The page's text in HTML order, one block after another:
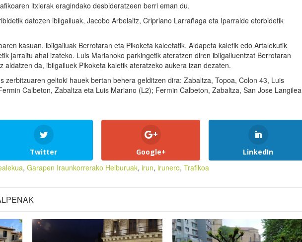
itxierak eragindako desbideratzeen berri eman du.
datozen ibilgailuak, Jacobo Arbelaitz, Cripriano Larrañaga eta Iparralde etorbidetik
kasuan, ibilgailuak Berrotaran eta Pikoketa kaleetatik, Aldapeta kaletik edo Artalekutik
jarraitu ahal izateko. Luis Marianoko parkingetik ateratzen diren ibilgailuentzat Berrotaran
aldatzen da, ibilgailuek Pikoketa kaletik ateratzeko aukera izan dezaten.
zerbitzuaren geltoki hauek bertan behera gelditzen dira: Zabaltza, Topoa, Colon 43, Luis
Calbeton, Zabaltza eta Luis Mariano (L2); Fermin Calbeton, Zabaltza, San Jose Langilea
Twitter Google+ LinkedIn
, Garapen Iraunkorrerako Helburuak, irun, irunero, Trafikoa